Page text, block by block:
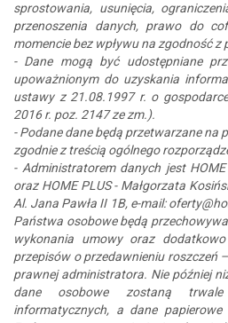
sprostowania, usunięcia,
przenoszenia danych, prawo do
momencie bez wpływu na zgodność
- Dane mogą być udostępniane
upoważnionym do uzyskania
ustawy z 21.08.1997 r. o
2016 r. poz. 2147 ze zm.).
- Podane dane będą przetwarzane na
zgodnie z treścią ogólnego
- Administratorem danych jest
oraz HOME PLUS - Małgorzata
Al. Jana Pawła II 1B, e-mail:
Państwa osobowe będą
wykonania umowy oraz
przepisów o przedawnieniu roszczeń
prawnej administratora. Nie później
dane osobowe zostaną
informatycznych, a dane